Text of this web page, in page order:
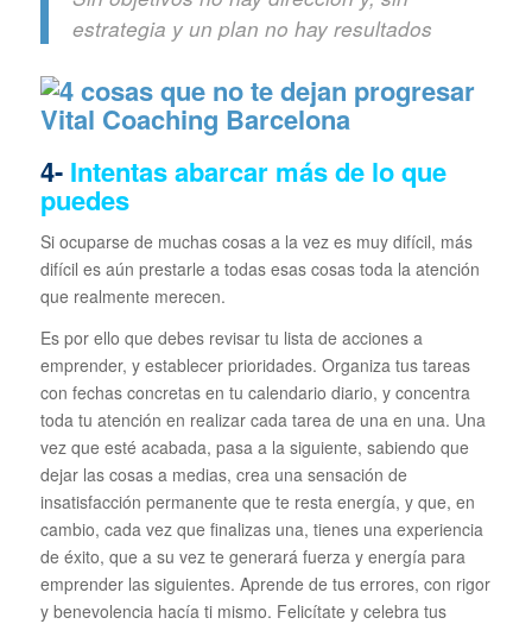
estrategia y un plan no hay resultados
4- Intentas abarcar más de lo que
puedes
Si ocuparse de muchas cosas a la vez es muy difícil, más
difícil es aún prestarle a todas esas cosas toda la atención
que realmente merecen.
Es por ello que debes revisar tu lista de acciones a
emprender, y establecer prioridades. Organiza tus tareas
con fechas concretas en tu calendario diario, y concentra
toda tu atención en realizar cada tarea de una en una. Una
vez que esté acabada, pasa a la siguiente, sabiendo que
dejar las cosas a medias, crea una sensación de
insatisfacción permanente que te resta energía, y que, en
cambio, cada vez que finalizas una, tienes una experiencia
de éxito, que a su vez te generará fuerza y energía para
emprender las siguientes. Aprende de tus errores, con rigor
y benevolencia hacía ti mismo. Felicítate y celebra tus